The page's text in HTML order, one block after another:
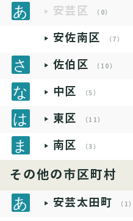
安芸区 （0）
安佐南区 （7）
佐伯区 （10）
中区 （5）
東区 （11）
南区 （3）
その他の市区町村
安芸太田町 （1）